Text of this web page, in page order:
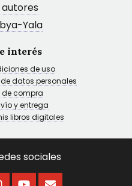
Yala
interés
de uso
datos personales
compra
y entrega
libros digitales
sociales